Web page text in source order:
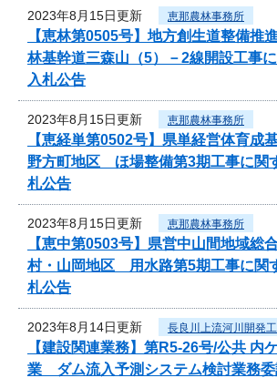
2023年8月15日更新 恵那農林事務所
【恵林第0505号】地方創生道整備
林基幹道三森山（5）－2線開設工事
入札公告
2023年8月15日更新 恵那農林事務所
【恵経単第0502号】県単経営体育
野方町地区 ほ場整備第3期工事に関
札公告
2023年8月15日更新 恵那農林事務所
【恵中第0503号】県営中山間地域
村・山岡地区 用水路第5期工事に関
札公告
2023年8月14日更新 長良川上流河川開発
【建設関連業務】第R5-26号/公共 内
業 ダム流入予測システム検討業務委